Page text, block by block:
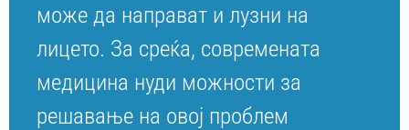
може да направат и лузни на
лицето. За среќа, современата
медицина нуди можности за
решавање на овој проблем